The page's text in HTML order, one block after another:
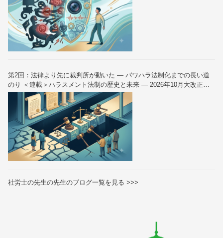
第2回：法律より先に裁判所が動いた — パワハラ法制化までの長い道
のり ＜連載＞ハラスメント法制の歴史と未来 — 2026年10月大改正を
読み解く（全6回）
社労士の先生の先生のブログ一覧を見る >>>